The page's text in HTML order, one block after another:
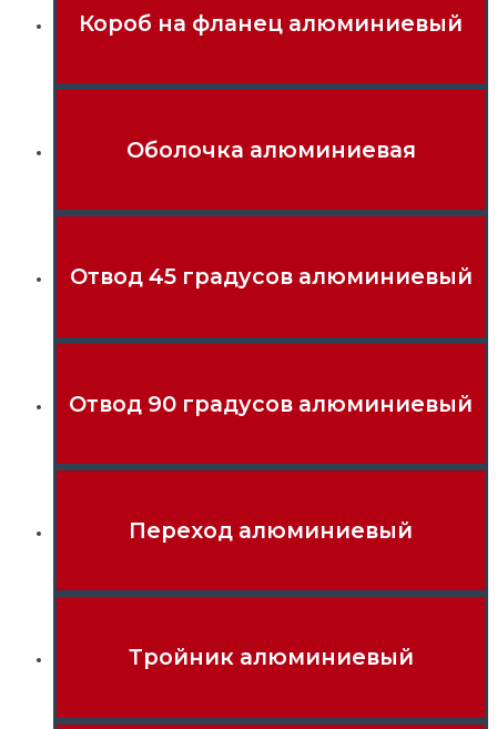
Короб на фланец алюминиевый
Оболочка алюминиевая
Отвод 45 градусов алюминиевый
Отвод 90 градусов алюминиевый
Переход алюминиевый
Тройник алюминиевый